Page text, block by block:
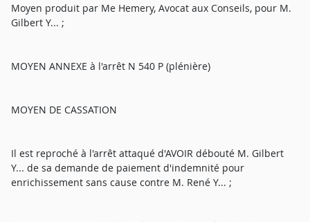
Moyen produit par Me Hemery, Avocat aux Conseils, pour M.
Gilbert Y... ;
MOYEN ANNEXE à l'arrêt N 540 P (plénière)
MOYEN DE CASSATION
Il est reproché à l'arrêt attaqué d'AVOIR débouté M. Gilbert
Y... de sa demande de paiement d'indemnité pour
enrichissement sans cause contre M. René Y... ;